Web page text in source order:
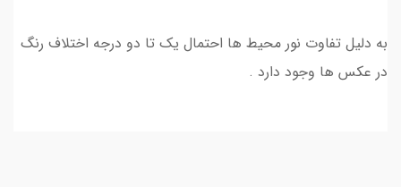
به دلیل تفاوت نور محیط ها احتمال یک تا دو درجه اختلاف رنگ
در عکس ها وجود دارد .